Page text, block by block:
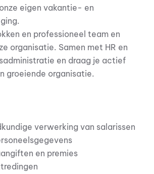
eigen vakantie- en
en professioneel team en
organisatie. Samen met HR en
en draag je actief
groeiende organisatie.
verwerking van salarissen
en premies